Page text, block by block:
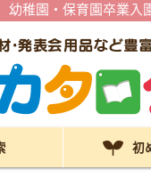
幼稚園・保育園卒業入
初